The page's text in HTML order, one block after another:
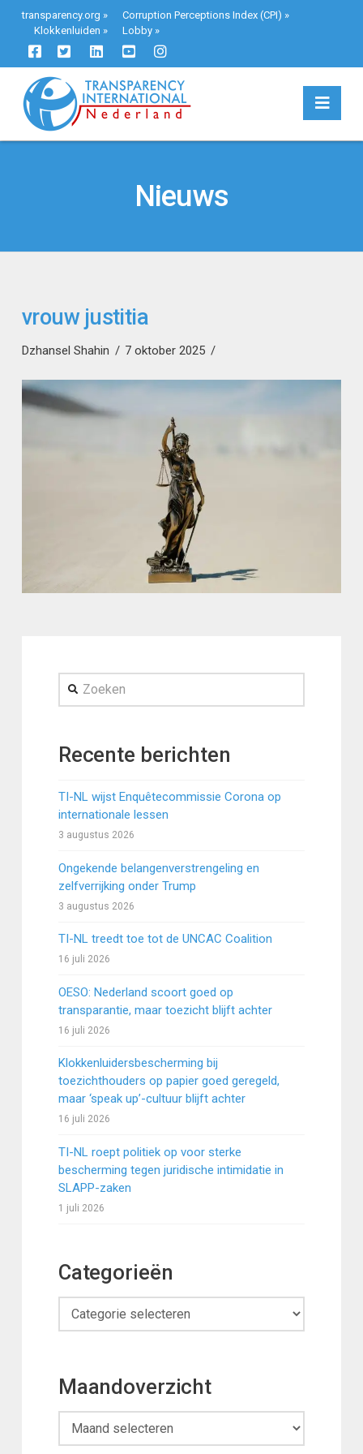
transparency.org » Corruption Perceptions Index (CPI) »
Klokkenluiden » Lobby»
Nieuws
vrouw justitia
Dzhansel Shahin 7 oktober 2025
Zoeken
Recente berichten
TI-NL wijst Enquêtecommissie Corona op
internationale lessen
3 augustus 2026
Ongekende belangenverstrengeling en
zelfverrijking onder Trump
3 augustus 2026
TI-NL treedt toe tot de UNCAC Coalition
16 juli 2026
OESO: Nederland scoort goed op
transparantie, maar toezicht blijft achter
16 juli 2026
Klokkenluidersbescherming bij
toezichthouders op papier goed geregeld,
maar ‘speak up’-cultuur blijft achter
16 juli 2026
TI-NL roept politiek op voor sterke
bescherming tegen juridische intimidatie in
SLAPP-zaken
1 juli 2026
Categorieën
Categorieën
Maandoverzicht
Maandoverzicht